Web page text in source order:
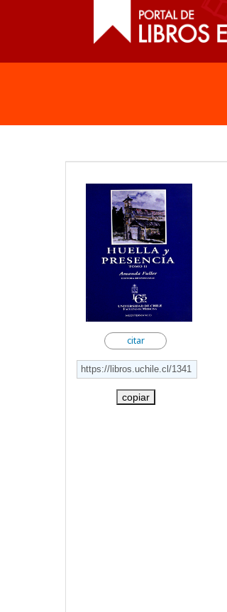
citar
copiar